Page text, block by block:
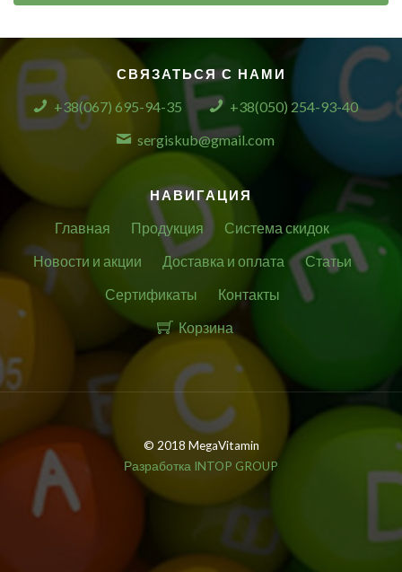
СВЯЗАТЬСЯ С НАМИ
+38(067) 695-94-35
+38(050) 254-93-40
sergiskub@gmail.com
НАВИГАЦИЯ
Главная Продукция
Система скидок
Новости и акции
Доставка и оплата
Статьи
Сертификаты
Контакты
Корзина
© 2018 MegaVitamin
Разработка INTOP GROUP